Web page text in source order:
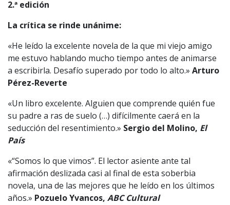
2.ª edición
La crítica se rinde unánime:
«He leído la excelente novela de la que mi viejo amigo
me estuvo hablando mucho tiempo antes de animarse
a escribirla. Desafío superado por todo lo alto.» Arturo
Pérez-Reverte
«Un libro excelente. Alguien que comprende quién fue
su padre a ras de suelo (…) difícilmente caerá en la
seducción del resentimiento.» Sergio del Molino, El
País
«“Somos lo que vimos”. El lector asiente ante tal
afirmación deslizada casi al final de esta soberbia
novela, una de las mejores que he leído en los últimos
años.» Pozuelo Yvancos, ABC Cultural